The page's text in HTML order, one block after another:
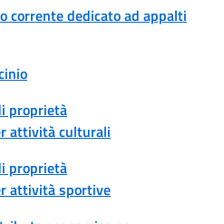
corrente dedicato ad appalti
proprietà
attività culturali
proprietà
attività sportive